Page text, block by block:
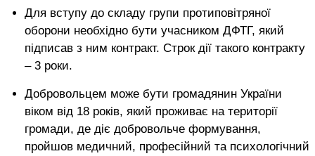
Для вступу до складу групи протиповітряної
оборони необхідно бути учасником ДФТГ, який
підписав з ним контракт. Строк дії такого контракту
– 3 роки.
Добровольцем може бути громадянин України
віком від 18 років, який проживає на території
громади, де діє добровольче формування,
пройшов медичний, професійний та психологічний